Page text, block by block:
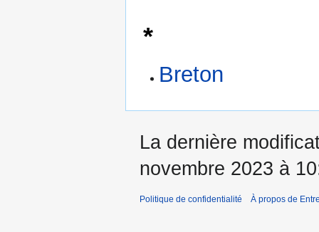
*
Breton
La dernière
novembre 2023 à
Politique de confidentialité À propos de